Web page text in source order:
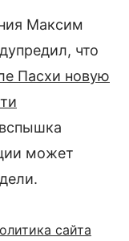
Максим
что
Пасхи новую
может
сайта